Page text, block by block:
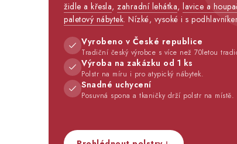
židle a křesla, zahradní lehátka, lavice a
paletový nábytek. Nízké, vysoké i s
Vyrobeno v České republice
Tradiční český výrobce s více než 70letou
Výroba na zakázku od 1 ks
Polstr na míru i pro atypický nábytek.
Snadné uchycení
Posuvná spona a tkaničky drží polstr na místě.